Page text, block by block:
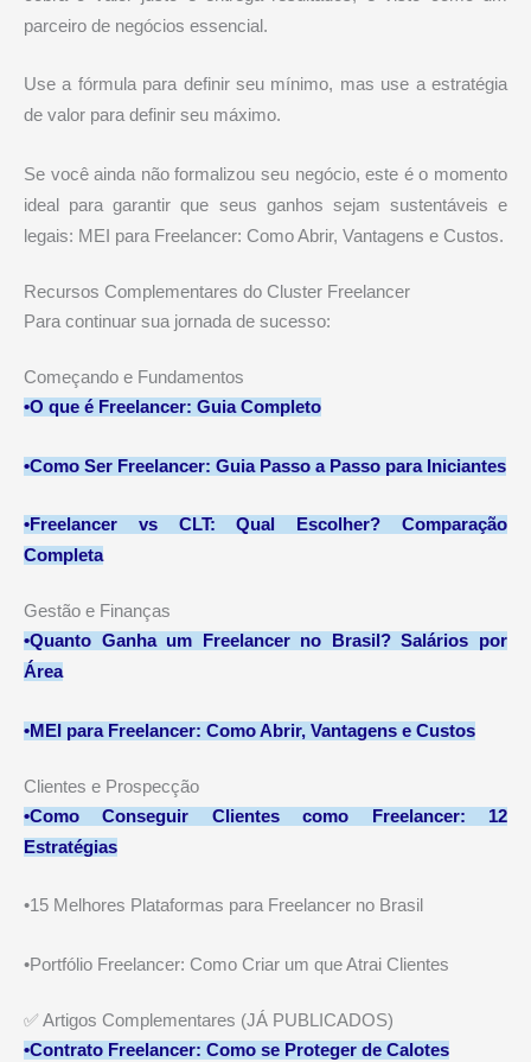
parceiro de negócios essencial.
Use a fórmula para definir seu mínimo, mas use a estratégia
de valor para definir seu máximo.
Se você ainda não formalizou seu negócio, este é o momento
ideal para garantir que seus ganhos sejam sustentáveis e
legais: MEI para Freelancer: Como Abrir, Vantagens e Custos.
Recursos Complementares do Cluster Freelancer
Para continuar sua jornada de sucesso:
Começando e Fundamentos
•O que é Freelancer: Guia Completo
•Como Ser Freelancer: Guia Passo a Passo para Iniciantes
•Freelancer vs CLT: Qual Escolher? Comparação
Completa
Gestão e Finanças
•Quanto Ganha um Freelancer no Brasil? Salários por
Área
•MEI para Freelancer: Como Abrir, Vantagens e Custos
Clientes e Prospecção
•Como Conseguir Clientes como Freelancer: 12
Estratégias
•15 Melhores Plataformas para Freelancer no Brasil
•Portfólio Freelancer: Como Criar um que Atrai Clientes
✅ Artigos Complementares (JÁ PUBLICADOS)
•Contrato Freelancer: Como se Proteger de Calotes